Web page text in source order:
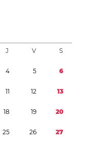
J V S
4 5 6
11 12 13
18 19 20
25 26 27